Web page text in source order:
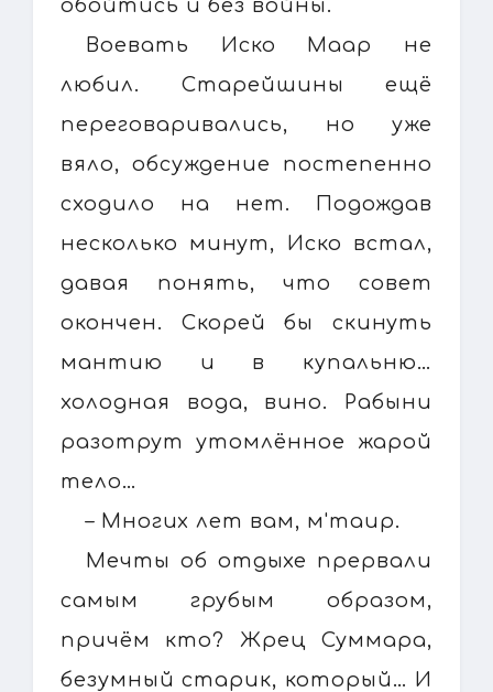
обойтись и без войны.
Воевать Иско Маар не
любил. Старейшины ещё
переговаривались, но уже
вяло, обсуждение постепенно
сходило на нет. Подождав
несколько минут, Иско встал,
давая понять, что совет
окончен. Скорей бы скинуть
мантию и в купальню…
холодная вода, вино. Рабыни
разотрут утомлённое жарой
тело…
– Многих лет вам, м'таир.
Мечты об отдыхе прервали
самым грубым образом,
причём кто? Жрец Суммара,
безумный старик, который… И